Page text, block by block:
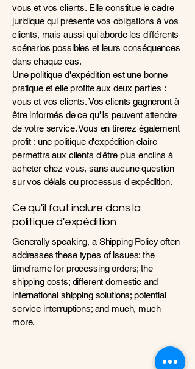
vous et vos clients. Elle constitue le cadre
juridique qui présente vos obligations à vos
clients, mais aussi qui aborde les différents
scénarios possibles et leurs conséquences
dans chaque cas.
Une politique d'expédition est une bonne
pratique et elle profite aux deux parties :
vous et vos clients. Vos clients gagneront à
être informés de ce qu'ils peuvent attendre
de votre service. Vous en tirerez également
profit : une politique d'expédition claire
permettra aux clients d'être plus enclins à
acheter chez vous, sans aucune question
sur vos délais ou processus d'expédition.
Ce qu'il faut inclure dans la
politique d'expédition
Generally speaking, a Shipping Policy often
addresses these types of issues: the
timeframe for processing orders; the
shipping costs; different domestic and
international shipping solutions; potential
service interruptions; and much, much
more.